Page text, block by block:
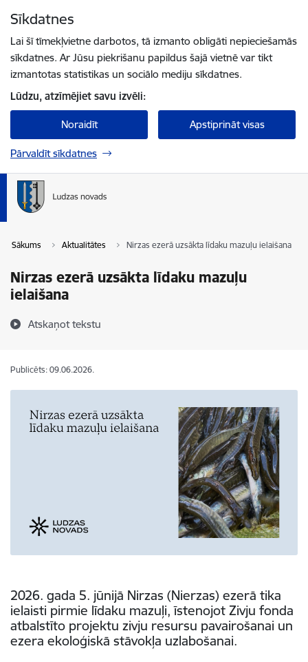
Sīkdatnes
Lai šī tīmekļvietne darbotos, tā izmanto obligāti nepieciešamās
sīkdatnes. Ar Jūsu piekrišanu papildus šajā vietnē var tikt
izmantotas statistikas un sociālo mediju sīkdatnes.
Lūdzu, atzīmējiet savu izvēli:
Noraidīt Apstiprināt visas
Pārvaldīt sīkdatnes
Sākums Aktualitātes Nirzas ezerā uzsākta līdaku mazuļu ielaišana
Nirzas ezerā uzsākta līdaku mazuļu
ielaišana
Atskaņot tekstu
Publicēts: 09.06.2026.
2026. gada 5. jūnijā Nirzas (Nierzas) ezerā tika
ielaisti pirmie līdaku mazuļi, īstenojot Zivju fonda
atbalstīto projektu zivju resursu pavairošanai un
ezera ekoloģiskā stāvokļa uzlabošanai.